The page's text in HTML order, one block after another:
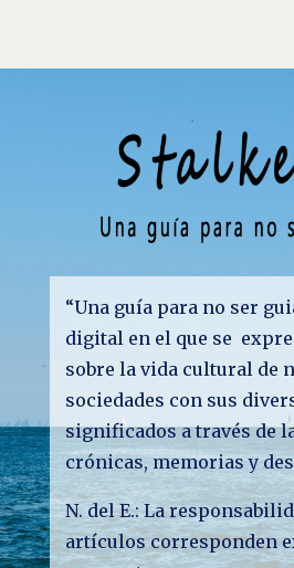
“Una guía para no ser
digital en el que se
sobre la vida cultural de
sociedades con sus
significados a través de
crónicas, memorias y
N. del E.: La
artículos corresponden